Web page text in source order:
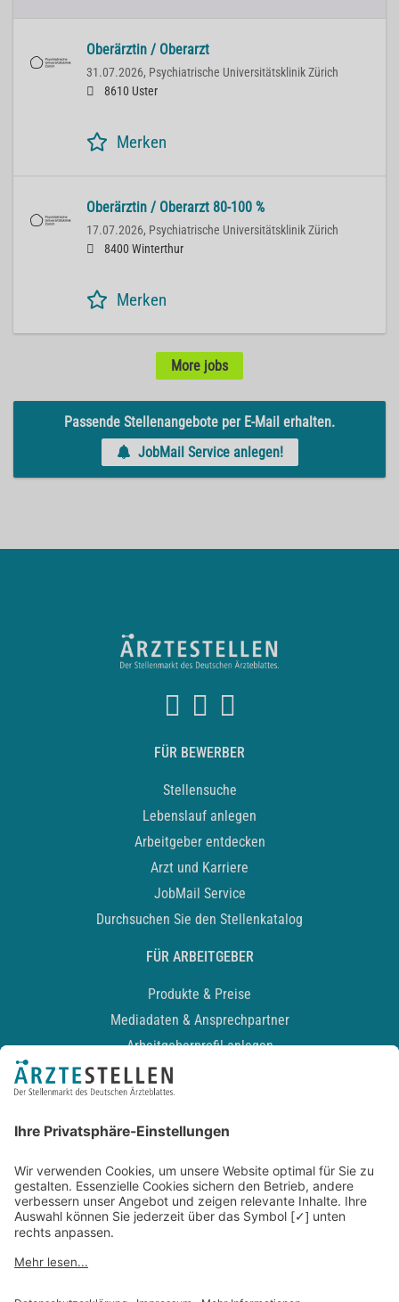
Oberärztin / Oberarzt
31.07.2026, Psychiatrische Universitätsklinik Zürich
8610 Uster
Merken
Oberärztin / Oberarzt 80-100 %
17.07.2026, Psychiatrische Universitätsklinik Zürich
8400 Winterthur
Merken
More jobs
Passende Stellenangebote per E-Mail erhalten.
JobMail Service anlegen!
FÜR BEWERBER
Stellensuche
Lebenslauf anlegen
Arbeitgeber entdecken
Arzt und Karriere
JobMail Service
Durchsuchen Sie den Stellenkatalog
FÜR ARBEITGEBER
Produkte & Preise
Mediadaten & Ansprechpartner
Arbeitgeberprofil anlegen
Recruiting-Podcast
Kontakt
Datenschutz
Newsletter